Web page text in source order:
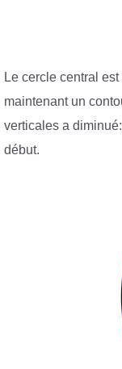
Le cercle central
maintenant un
verticales a
début.